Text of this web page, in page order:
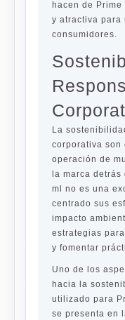
hacen de
y atractiva para
consumidores.
La
corporativa son
operación de
la marca
ml no es una
centrado sus
impacto
estrategias
y fomentar
Uno de los
hacia la
utilizado para
se presenta en